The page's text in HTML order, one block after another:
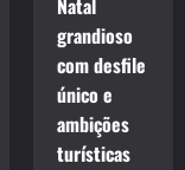
Natal
grandioso
com desfile
único e
ambições
turísticas